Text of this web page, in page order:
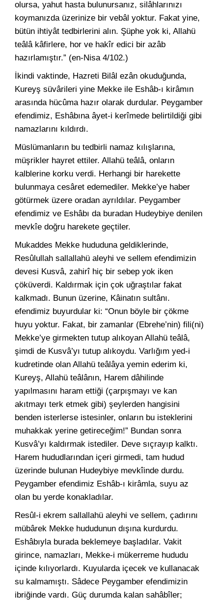
olursa, yahut hasta bulunursanız, silâhlarınızı
koymanızda üzerinize bir vebâl yoktur. Fakat yine,
bütün ihtiyât tedbirlerini alın. Şüphe yok ki, Allahü
teâlâ kâfirlere, hor ve hakîr edici bir azâb
hazırlamıştır.” (en-Nisa 4/102.)
İkindi vaktinde, Hazreti Bilâl ezân okuduğunda,
Kureyş süvârileri yine Mekke ile Eshâb-ı kirâmın
arasında hücûma hazır olarak durdular. Peygamber
efendimiz, Eshâbına âyet-i kerîmede belirtildiği gibi
namazlarını kıldırdı.
Müslümanların bu tedbirli namaz kılışlarına,
müşrikler hayret ettiler. Allahü teâlâ, onların
kalblerine korku verdi. Herhangi bir harekette
bulunmaya cesâret edemediler. Mekke’ye haber
götürmek üzere oradan ayrıldılar. Peygamber
efendimiz ve Eshâbı da buradan Hudeybiye denilen
mevkîe doğru harekete geçtiler.
Mukaddes Mekke hududuna geldiklerinde,
Resûlullah sallallahü aleyhi ve sellem efendimizin
devesi Kusvâ, zahirî hiç bir sebep yok iken
çöküverdi. Kaldırmak için çok uğraştılar fakat
kalkmadı. Bunun üzerine, Kâinatın sultânı.
efendimiz buyurdular ki: “Onun böyle bir çökme
huyu yoktur. Fakat, bir zamanlar (Ebrehe’nin) fili(ni)
Mekke’ye girmekten tutup alıkoyan Allahü teâlâ,
şimdi de Kusvâ’yı tutup alıkoydu. Varlığım yed-i
kudretinde olan Allahü teâlâya yemin ederim ki,
Kureyş, Allahü teâlânın, Harem dâhilinde
yapılmasını haram ettiği (çarpışmayı ve kan
akıtmayı terk etmek gibi) şeylerden hangisini
benden isterlerse istesinler, onların bu isteklerini
muhakkak yerine getireceğim!” Bundan sonra
Kusvâ’yı kaldırmak istediler. Deve sıçrayıp kalktı.
Harem hududlarından içeri girmedi, tam hudud
üzerinde bulunan Hudeybiye mevkîinde durdu.
Peygamber efendimiz Eshâb-ı kirâmla, suyu az
olan bu yerde konakladılar.
Resûl-i ekrem sallallahü aleyhi ve sellem, çadırını
mübârek Mekke hududunun dışına kurdurdu.
Eshâbıyla burada beklemeye başladılar. Vakit
girince, namazları, Mekke-i mükerreme hududu
içinde kılıyorlardı. Kuyularda içecek ve kullanacak
su kalmamıştı. Sâdece Peygamber efendimizin
ibriğinde vardı. Güç durumda kalan sahâbîler;